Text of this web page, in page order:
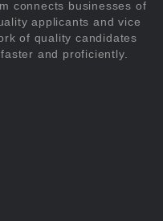
connects businesses of
applicants and vice
of quality candidates
and proficiently.